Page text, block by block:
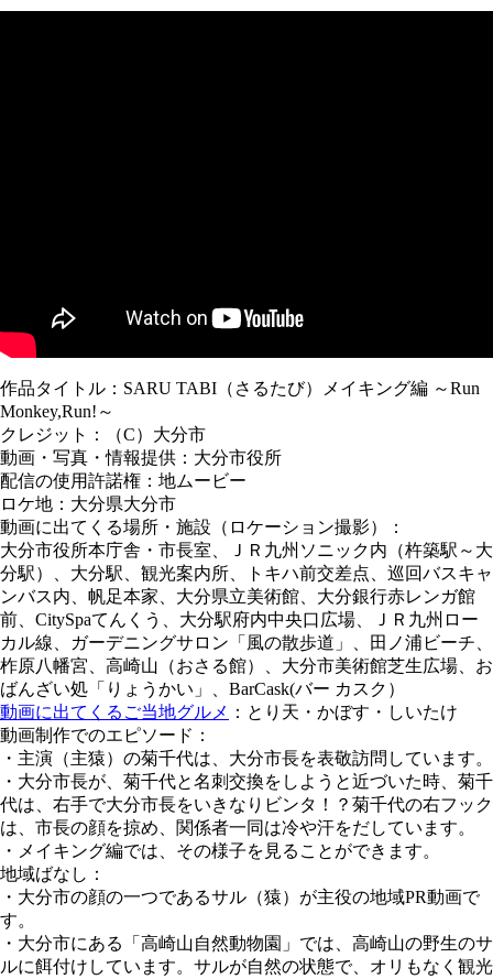
作品タイトル：SARU TABI（さるたび）メイキング編 ～Run
Monkey,Run!～
クレジット：（C）大分市
動画・写真・情報提供：大分市役所
配信の使用許諾権：地ムービー
ロケ地：大分県大分市
動画に出てくる場所・施設（ロケーション撮影）：
大分市役所本庁舎・市長室、ＪＲ九州ソニック内（杵築駅～大
分駅）、大分駅、観光案内所、トキハ前交差点、巡回バスキャ
ンバス内、帆足本家、大分県立美術館、大分銀行赤レンガ館
前、CitySpaてんくう、大分駅府内中央口広場、ＪＲ九州ロー
カル線、ガーデニングサロン「風の散歩道」、田ノ浦ビーチ、
柞原八幡宮、高崎山（おさる館）、大分市美術館芝生広場、お
ばんざい処「りょうかい」、BarCask(バー カスク）
動画に出てくるご当地グルメ ：とり天・かぼす・しいたけ
動画制作でのエピソード：
・主演（主猿）の菊千代は、大分市長を表敬訪問しています。
・大分市長が、菊千代と名刺交換をしようと近づいた時、菊千
代は、右手で大分市長をいきなりビンタ！？菊千代の右フック
は、市長の顔を掠め、関係者一同は冷や汗をだしています。
・メイキング編では、その様子を見ることができます。
地域ばなし：
・大分市の顔の一つであるサル（猿）が主役の地域PR動画で
す。
・大分市にある「高崎山自然動物園」では、高崎山の野生のサ
ルに餌付けしています。サルが自然の状態で、オリもなく観光